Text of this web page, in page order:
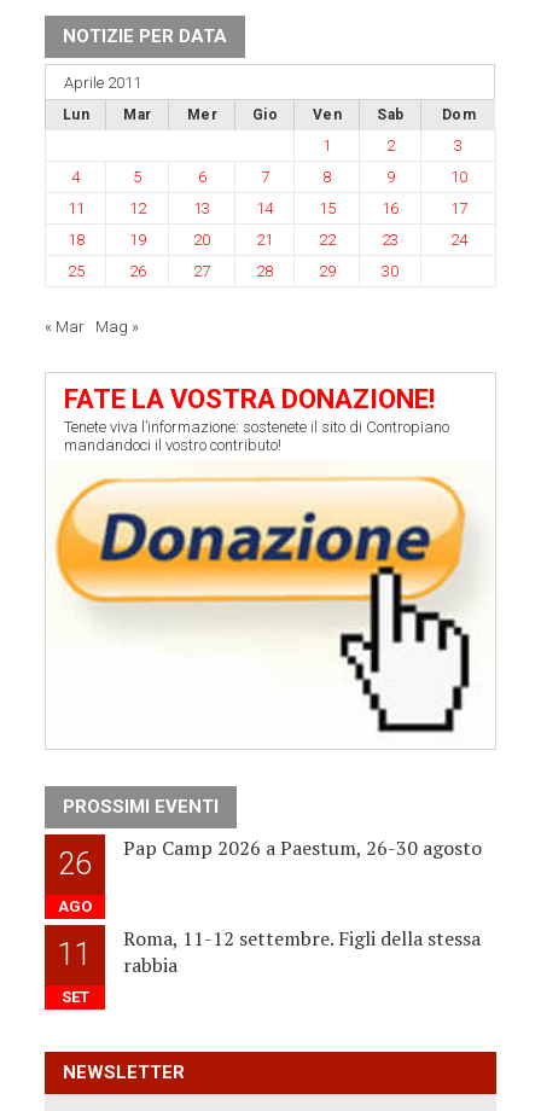
NOTIZIE PER DATA
Aprile 2011
Lun Mar Mer Gio Ven Sab Dom
1 2
3
4
5 6 7 8 9
10
11
12 13 14 15 16
17
18
19 20 21 22 23
24
25
26 27 28 29 30
« Mar Mag »
FATE LA VOSTRA DONAZIONE!
Tenete viva l’informazione: sostenete il sito di Contropiano
mandandoci il vostro contributo!
PROSSIMI EVENTI
26
AGO
Pap Camp 2026 a Paestum, 26-30 agosto
11
SET
Roma, 11-12 settembre. Figli della stessa
rabbia
NEWSLETTER